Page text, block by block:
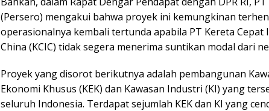
(Persero) mengakui bahwa proyek ini kemungkinan
operasionalnya kembali tertunda apabila PT Kereta Cepat
China (KCIC) tidak segera menerima suntikan modal dari
Proyek yang disorot berikutnya adalah pembangunan
Ekonomi Khusus (KEK) dan Kawasan Industri (KI) yang
seluruh Indonesia. Terdapat sejumlah KEK dan KI yang